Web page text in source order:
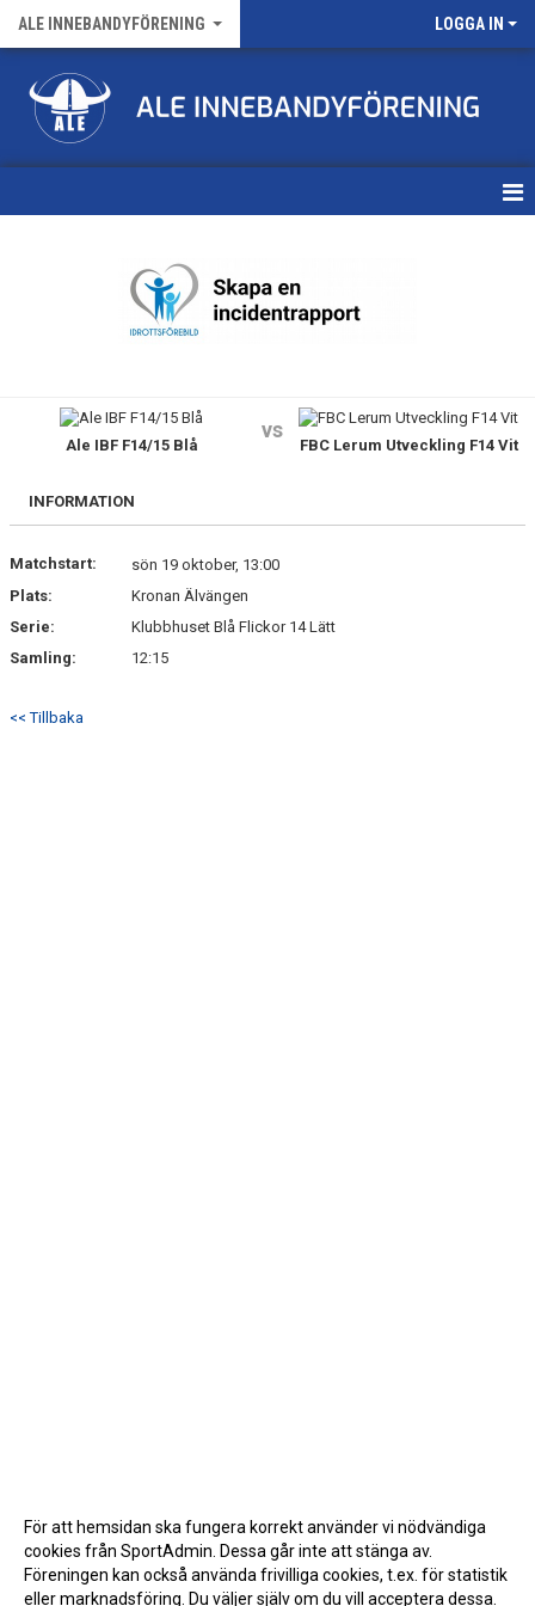
ALE INNEBANDYFÖRENING LOGGA IN
FÖRENINGENS MATCHER
NYHETSARKIV
MEDLEMSKAP
Ale IBF F14/15 Blå
vs
FBC Lerum Utveckling F14 Vit
INFORMATION
Matchstart:
sön 19 oktober, 13:00
Plats:
Kronan Älvängen
Serie:
Klubbhuset Blå Flickor 14 Lätt
Samling:
12:15
<< Tillbaka
För att hemsidan ska fungera korrekt använder vi nödvändiga
cookies från SportAdmin. Dessa går inte att stänga av.
Föreningen kan också använda frivilliga cookies, t.ex. för statistik
eller marknadsföring. Du väljer själv om du vill acceptera dessa.